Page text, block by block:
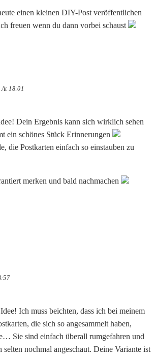
einen kleinen DIY-Post veröffentlichen
freuen wenn du dann vorbei schaust
18:01
Dein Ergebnis kann sich wirklich sehen
ein schönes Stück Erinnerungen
die Postkarten einfach so einstauben zu
merken und bald nachmachen
Ich muss beichten, dass ich bei meinem
die sich so angesammelt haben,
Sie sind einfach überall rumgefahren und
selten nochmal angeschaut. Deine Variante ist